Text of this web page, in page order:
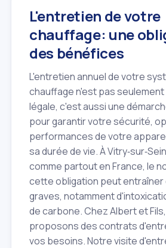
L'entretien de votre
chauffage: une
des bénéfices
L'entretien annuel de votre
chauffage n'est pas
légale, c'est aussi une
pour garantir votre sécurité,
performances de votre
sa durée de vie. À
comme partout en France, le
cette obligation peut entraîner
graves, notamment
de carbone. Chez Albert et
proposons des contrats
vos besoins. Notre visite